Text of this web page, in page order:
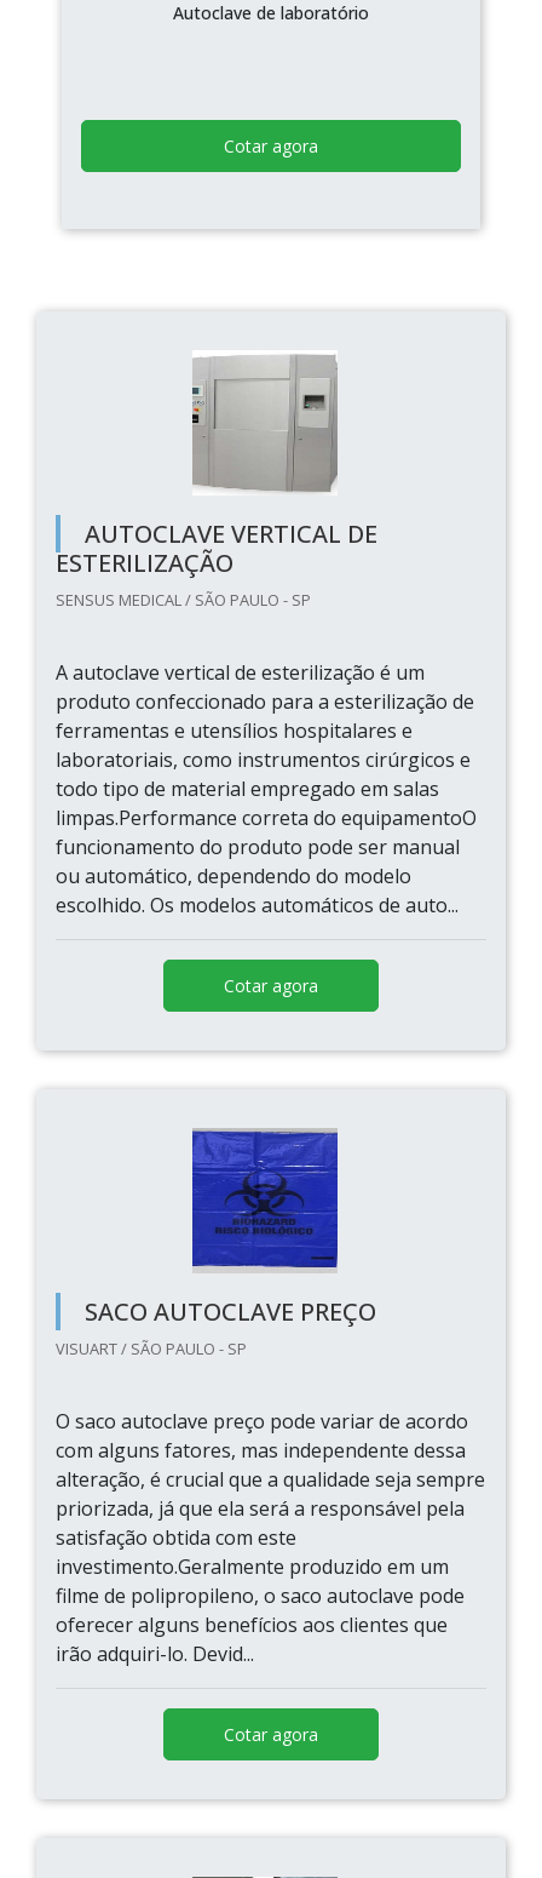
Autoclave de laboratório
Cotar agora
AUTOCLAVE VERTICAL DE
ESTERILIZAÇÃO
SENSUS MEDICAL / SÃO PAULO - SP
A autoclave vertical de esterilização é um
produto confeccionado para a esterilização de
ferramentas e utensílios hospitalares e
laboratoriais, como instrumentos cirúrgicos e
todo tipo de material empregado em salas
limpas.Performance correta do equipamentoO
funcionamento do produto pode ser manual
ou automático, dependendo do modelo
escolhido. Os modelos automáticos de auto...
Cotar agora
SACO AUTOCLAVE PREÇO
VISUART / SÃO PAULO - SP
O saco autoclave preço pode variar de acordo
com alguns fatores, mas independente dessa
alteração, é crucial que a qualidade seja sempre
priorizada, já que ela será a responsável pela
satisfação obtida com este
investimento.Geralmente produzido em um
filme de polipropileno, o saco autoclave pode
oferecer alguns benefícios aos clientes que
irão adquiri-lo. Devid...
Cotar agora